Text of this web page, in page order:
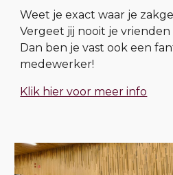
Weet je exact waar je
Vergeet jij nooit je
Dan ben je vast ook een
medewerker!
Klik hier voor meer info